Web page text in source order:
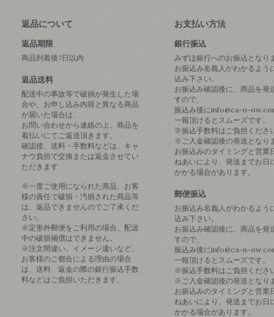
返品について
返品期限
商品到着後7日以内
返品送料
配送中の事故等で破損が発生した場
合や、お申し込み内容と異なる商品
が届いた場合は、
お問い合わせから連絡の上、商品を
着払いにてご返送頂きます。
確認後、送料・手数料などは、キャ
ナウ負担で交換または返金させてい
ただきます
※一度ご使用になられた商品、お客
様の責任で破損・汚損された商品等
は、返品できませんのでご了承くだ
さい。
※定形外郵便をご利用の場合、配送
中の破損補償はできません。
※注文間違い、イメージ違いなど、
お客様のご都合による理由の場合
は、送料、返金の際の銀行振込手数
料などはご負担いただきます。
お支払い方法
銀行振込
みずほ銀行へのお振込となり
お振込み名義人がわかるよう
込み下さい。
お振込み確認後に、商品を発
すので、
振込み後にinfo@ca-n-
一報頂けるとスムーズです。
※振込手数料はご負担くださ
※ご入金確認後の発送となり
お振込みのタイミングと営業
ねあいにより、発送までお日
かかる場合があります。
郵便振込
お振込み名義人がわかるよう
込み下さい。
お振込み確認後に、商品を発
すので、
振込み後にinfo@ca-n-
一報頂けるとスムーズです。
※振込手数料はご負担くださ
※ご入金確認後の発送となり
お振込みのタイミングと営業
ねあいにより、発送までお日
かかる場合があります。